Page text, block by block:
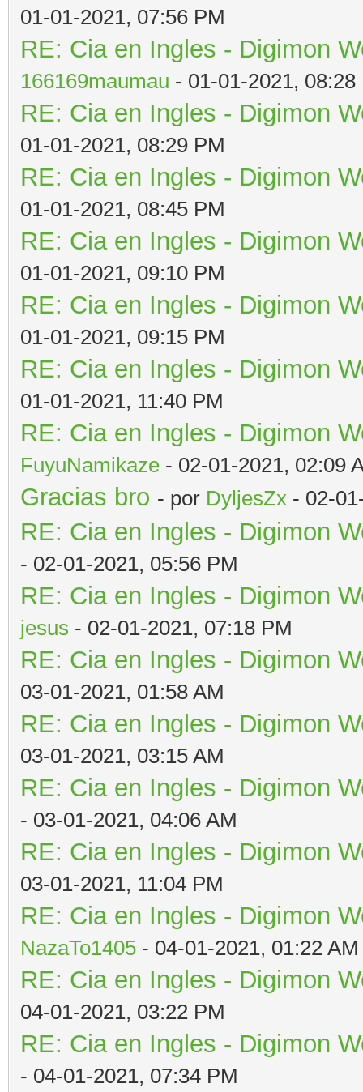
01-01-2021, 07:56 PM
RE: Cia en Ingles - Digimon
166169maumau - 01-01-2021, 08:28
RE: Cia en Ingles - Digimon
01-01-2021, 08:29 PM
RE: Cia en Ingles - Digimon
01-01-2021, 08:45 PM
RE: Cia en Ingles - Digimon
01-01-2021, 09:10 PM
RE: Cia en Ingles - Digimon
01-01-2021, 09:15 PM
RE: Cia en Ingles - Digimon
01-01-2021, 11:40 PM
RE: Cia en Ingles - Digimon
FuyuNamikaze - 02-01-2021, 02:09
Gracias bro - por DyljesZx - 02-
RE: Cia en Ingles - Digimon
- 02-01-2021, 05:56 PM
RE: Cia en Ingles - Digimon
jesus - 02-01-2021, 07:18 PM
RE: Cia en Ingles - Digimon
03-01-2021, 01:58 AM
RE: Cia en Ingles - Digimon
03-01-2021, 03:15 AM
RE: Cia en Ingles - Digimon
- 03-01-2021, 04:06 AM
RE: Cia en Ingles - Digimon
03-01-2021, 11:04 PM
RE: Cia en Ingles - Digimon
NazaTo1405 - 04-01-2021, 01:22 AM
RE: Cia en Ingles - Digimon
04-01-2021, 03:22 PM
RE: Cia en Ingles - Digimon
- 04-01-2021, 07:34 PM